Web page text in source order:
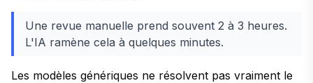
Une revue manuelle prend souvent 2 à 3 heures.
L'IA ramène cela à quelques minutes.
Les modèles génériques ne résolvent pas vraiment le